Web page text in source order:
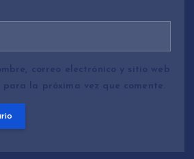
correo electrónico y sitio web
la próxima vez que comente.